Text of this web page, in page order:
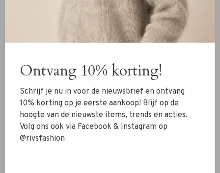
Deze lange ketting is perfect om je outfit een bohemian
en stijlvolle touch te geven. Ideaal om solo te dragen of
te combineren met andere sieraden.
✔ Kwastje en speelse hanger
✔ Licht en comfortabel
✔ Bohemian en zomerse uitstraling
✔ Perfect voor elke gelegenheid
Twijfel je nog of heb je een vraag? Neem contact met ons
op via WhatsApp 06-13069593, mail naar
Ontvang 10% korting!
Schrijf je nu in voor de nieuwsbrief en ontvang
10% korting op je eerste aankoop! Blijf op de
hoogte van de nieuwste items, trends en acties.
Volg ons ook via Facebook & Instagram op
@rivsfashion